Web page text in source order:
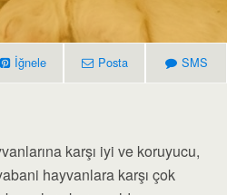
İğnele Posta SMS
karşı iyi ve koruyucu,
hayvanlara karşı çok